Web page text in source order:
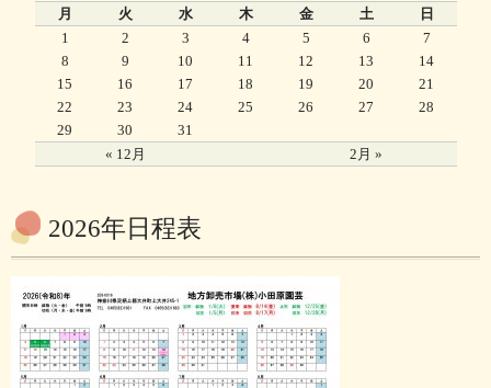
月
火 水 木 金 土 日
« 12月 2月 »
1 2 3 4 5 6
7
8
9 10 11 12 13
14
15
16 17 18 19 20
21
22
23 24 25 26 27
28
29
30 31
2026年日程表